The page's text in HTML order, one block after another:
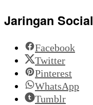
Jaringan Social
Facebook
Twitter
Pinterest
WhatsApp
Tumblr